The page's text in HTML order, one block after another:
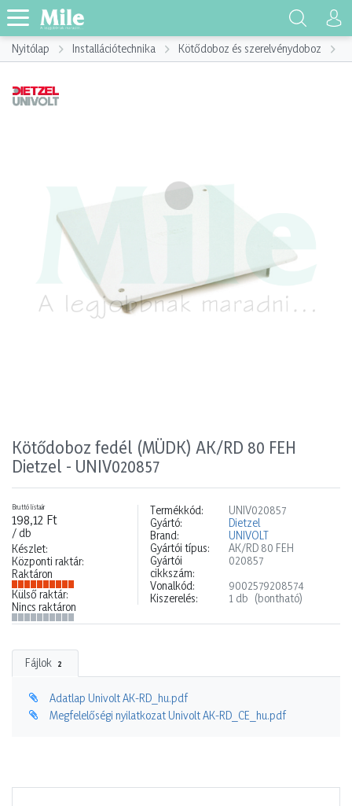
Nyitólap Installációtechnika Kötődoboz és szerelvénydoboz
Kötődoboz fedél (MÜDK) AK/RD 80 FEH
Dietzel - UNIV020857
Bruttó listaár
198,12 Ft
/ db
Készlet:
Központi raktár:
Raktáron
Külső raktár:
Nincs raktáron
Termékkód:
UNIV020857
Gyártó:
Dietzel
Brand:
UNIVOLT
Gyártói típus:
AK/RD 80 FEH
Gyártói
cikkszám:
020857
Vonalkód:
9002579208574
Kiszerelés:
1 db (bontható)
Fájlok 2
Adatlap Univolt AK-RD_hu.pdf
Megfelelőségi nyilatkozat Univolt AK-RD_CE_hu.pdf